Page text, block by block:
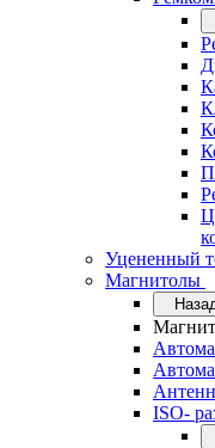
Уцененный
Магнитолы
ISO-